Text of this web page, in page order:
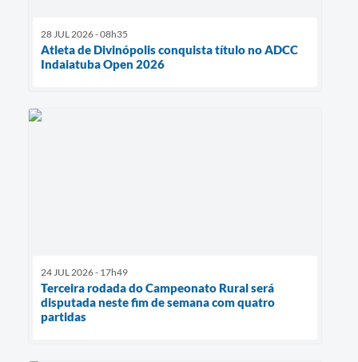
28 JUL 2026 - 08h35
Atleta de Divinópolis conquista título no ADCC
Indaiatuba Open 2026
24 JUL 2026 - 17h49
Terceira rodada do Campeonato Rural será
disputada neste fim de semana com quatro
partidas